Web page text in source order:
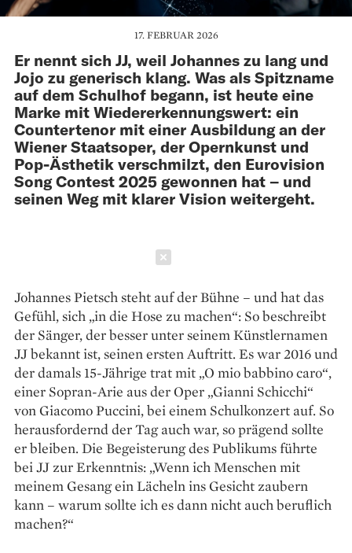
17. FEBRUAR 2026
Er nennt sich JJ, weil Johannes zu lang und
Jojo zu generisch klang. Was als Spitzname
auf dem Schulhof begann, ist heute eine
Marke mit Wiedererkennungswert: ein
Countertenor mit einer Ausbildung an der
Wiener Staatsoper, der Opernkunst und
Pop-Ästhetik verschmilzt, den Eurovision
Song Contest 2025 gewonnen hat – und
seinen Weg mit klarer Vision weitergeht.
Johannes Pietsch steht auf der Bühne – und hat das
Gefühl, sich „in die Hose zu machen“: So beschreibt
der Sänger, der besser unter seinem Künstlernamen
JJ bekannt ist, seinen ersten Auftritt. Es war 2016 und
der damals 15-Jährige trat mit „O mio babbino caro“,
einer Sopran-Arie aus der Oper „Gianni Schicchi“
von Giacomo Puccini, bei einem Schulkonzert auf. So
herausfordernd der Tag auch war, so prägend sollte
er bleiben. Die Begeisterung des Publikums führte
bei JJ zur Erkenntnis: „Wenn ich Menschen mit
meinem Gesang ein Lächeln ins Gesicht zaubern
kann – warum sollte ich es dann nicht auch beruflich
machen?“